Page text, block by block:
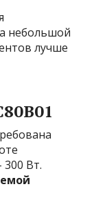
небольшой
лучше
Вт.